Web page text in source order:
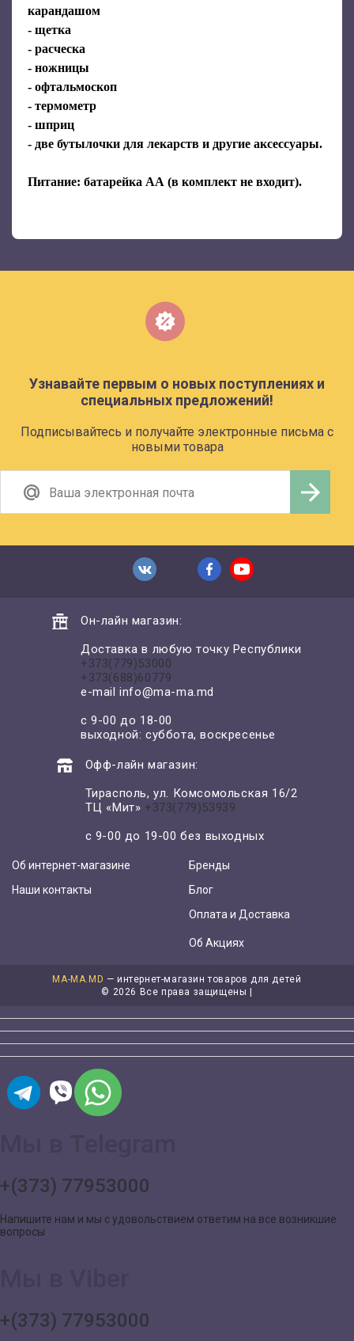
карандашом
- щетка
- расческа
- ножницы
- офтальмоскоп
- термометр
- шприц
- две бутылочки для лекарств и другие аксессуары.
Питание: батарейка АА (в комплект не входит).
Узнавайте первым о новых поступлениях и
специальных предложений!
Подписывайтесь и получайте электронные письма с
новыми товара
Он-лайн магазин:
Доставка в любую точку Республики
+373(779)53000
+373(688)60779
e-mailinfo@ma-ma.md
с 9-00 до 18-00
выходной: суббота, воскресенье
Офф-лайн магазин:
Тирасполь, ул. Комсомольская 16/2
ТЦ «Мит» +373(779)53939
с 9-00 до 19-00 без выходных
Об интернет-магазине
Наши контакты
Бренды
Блог
Оплата и Доставка
Об Акциях
MA-MA.MD — интернет-магазин товаров для детей
© 2026 Все права защищены |
+(373) 77953000
Напишите нам и мы с удовольствием ответим на все возникшие
вопросы
+(373) 77953000